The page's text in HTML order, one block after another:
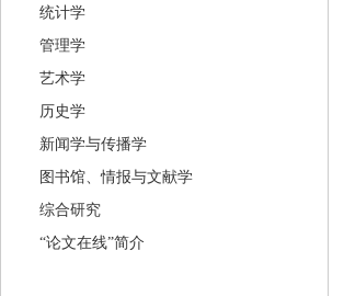
统计学
管理学
艺术学
历史学
新闻学与传播学
图书馆、情报与文献学
综合研究
“论文在线”简介